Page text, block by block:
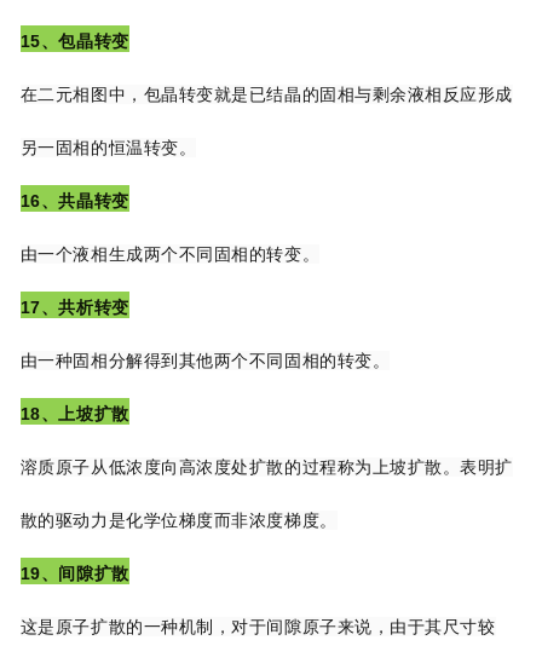
15、包晶转变
在二元相图中，包晶转变就是已结晶的固相与剩余液相反应形成
另一固相的恒温转变。
16、共晶转变
由一个液相生成两个不同固相的转变。
17、共析转变
由一种固相分解得到其他两个不同固相的转变。
18、上坡扩散
溶质原子从低浓度向高浓度处扩散的过程称为上坡扩散。表明扩
散的驱动力是化学位梯度而非浓度梯度。
19、间隙扩散
这是原子扩散的一种机制，对于间隙原子来说，由于其尺寸较